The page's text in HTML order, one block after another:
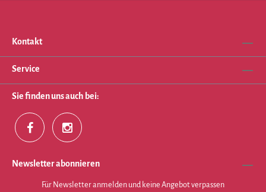
Kontakt
Service
Sie finden uns auch bei:
Newsletter abonnieren
Für Newsletter anmelden und keine Angebot verpassen